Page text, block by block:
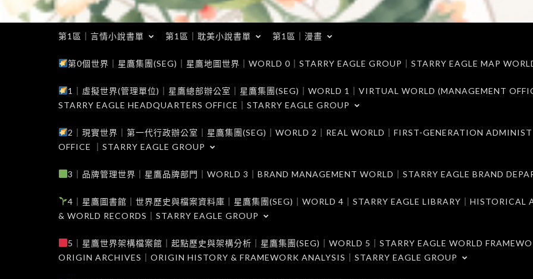
第1區｜言情小說書單 第1區｜耽美小說書單 第1區｜漫畫
第0個世界｜星鷹集團(SEG)｜星鷹地圖世界｜WORLD 0｜STARRY EAGLE GROUP｜STARRY EAGLE MAP
1｜虛擬世界(管理單位)｜星鷹總部辦公室｜星鷹集團(SEG)｜WORLD 1｜VIRTUAL WORLD (MANAGEMENT
STARRY EAGLE HEADQUARTERS OFFICE｜STARRY EAGLE GROUP
2｜現實世界｜第一代行政辦公室｜星鷹集團(SEG)｜WORLD 2｜REAL WORLD｜FIRST-GENERATION
OFFICE ｜STARRY EAGLE GROUP
3｜品牌管理世界｜星鷹品牌部門｜WORLD 3｜BRAND MANAGEMENT WORLD｜STARRY EAGLE BRAND
4｜星鷹圖書館｜世界歷史與檔案資料庫｜星鷹集團(SEG)｜WORLD 4｜STARRY EAGLE LIBRARY｜HISTORICAL
& WORLD RECORDS｜STARRY EAGLE GROUP
5｜星鷹世界架構檔案館｜起點歷史與架構分析｜星鷹集團(SEG)｜WORLD 5｜STARRY EAGLE WORLD
ORIGIN ARCHIVES｜ORIGIN HISTORY & FRAMEWORK ANALYSIS｜STARRY EAGLE GROUP